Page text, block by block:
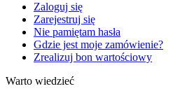
Zaloguj się
Zarejestruj się
Nie pamiętam hasła
Gdzie jest moje zamówienie?
Zrealizuj bon wartościowy
Warto wiedzieć